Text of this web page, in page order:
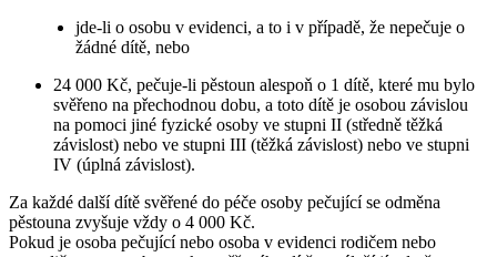
jde-li o osobu v evidenci, a to i v případě, že nepečuje o
žádné dítě, nebo
24 000 Kč, pečuje-li pěstoun alespoň o 1 dítě, které mu bylo
svěřeno na přechodnou dobu, a toto dítě je osobou závislou
na pomoci jiné fyzické osoby ve stupni II (středně těžká
závislost) nebo ve stupni III (těžká závislost) nebo ve stupni
IV (úplná závislost).
Za každé další dítě svěřené do péče osoby pečující se odměna
pěstouna zvyšuje vždy o 4 000 Kč.
Pokud je osoba pečující nebo osoba v evidenci rodičem nebo